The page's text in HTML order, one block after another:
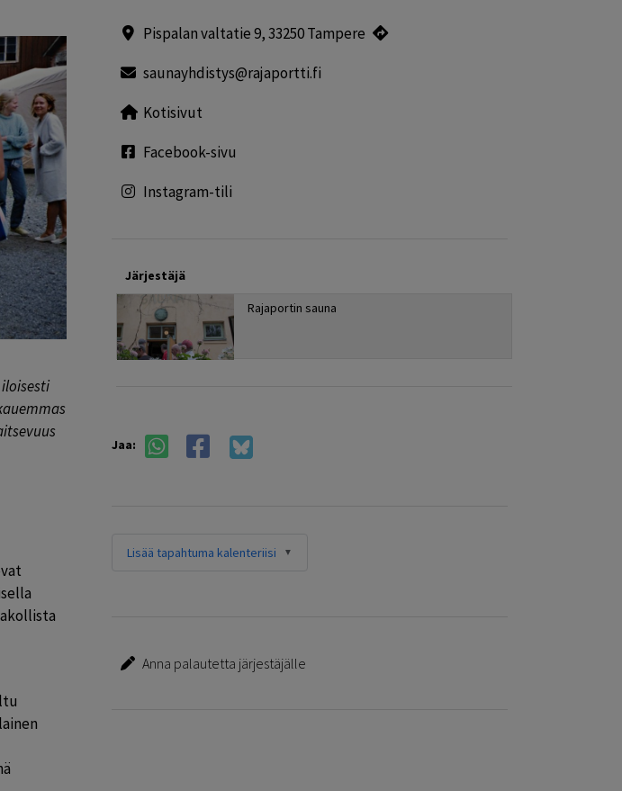
Pispalan valtatie 9, 33250 Tampere
saunayhdistys@rajaportti.fi
Kotisivut
Facebook-sivu
Instagram-tili
Järjestäjä
Rajaportin sauna
Jaa:
Lisää tapahtuma kalenteriisi
Anna palautetta järjestäjälle